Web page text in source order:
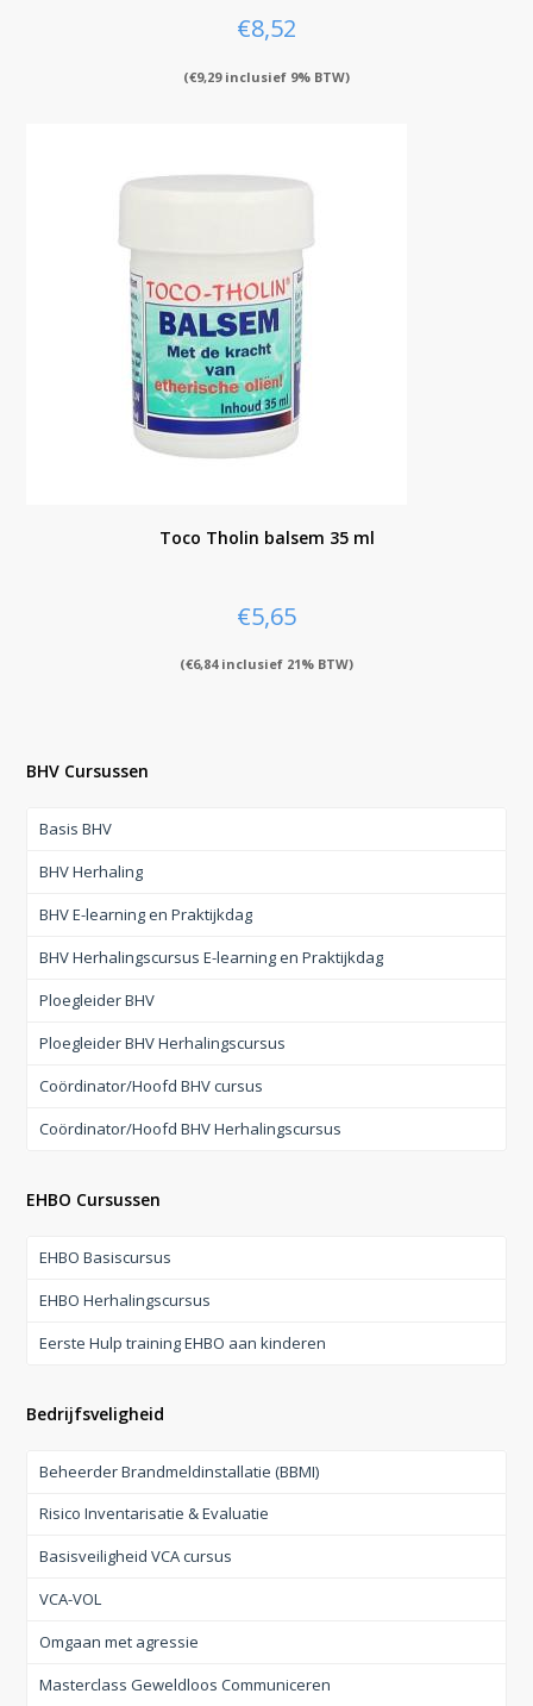
€8,52
(€9,29inclusief 9% BTW)
Toco Tholin balsem 35 ml
€5,65
(€6,84inclusief 21% BTW)
BHV Cursussen
Basis BHV
BHV Herhaling
BHV E-learning en Praktijkdag
BHV Herhalingscursus E-learning en Praktijkdag
Ploegleider BHV
Ploegleider BHV Herhalingscursus
Coördinator/Hoofd BHV cursus
Coördinator/Hoofd BHV Herhalingscursus
EHBO Cursussen
EHBO Basiscursus
EHBO Herhalingscursus
Eerste Hulp training EHBO aan kinderen
Bedrijfsveligheid
Beheerder Brandmeldinstallatie (BBMI)
Risico Inventarisatie & Evaluatie
Basisveiligheid VCA cursus
VCA-VOL
Omgaan met agressie
Masterclass Geweldloos Communiceren